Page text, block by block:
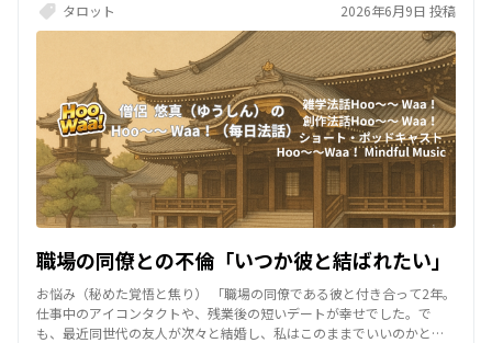
タロット 2026年6月9日 投稿
職場の同僚との不倫「いつか彼と結ばれたい」
お悩み（秘めた覚悟と焦り） 「職場の同僚である彼と付き合って2年。
仕事中のアイコンタクトや、残業後の短いデートが幸せでした。で
も、最近同世代の友人が次々と結婚し、私はこのままでいいのかと焦